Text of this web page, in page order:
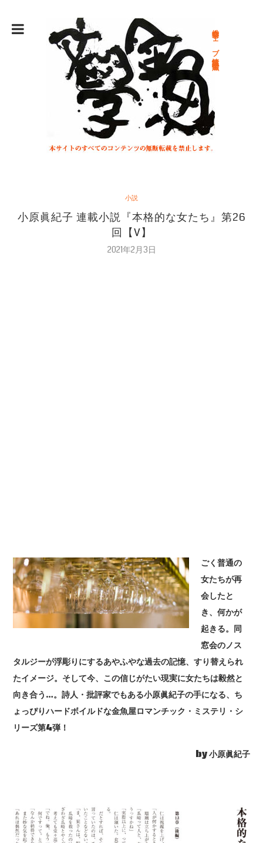
総合文学ウェブ情報誌 文学金魚
小説
小原眞紀子 連載小説『本格的な女たち』第26
回【V】
2021年2月3日
ごく普通の
女たちが再
会したと
き、何かが
起きる。同
窓会のノス
タルジーが浮彫りにするあやふやな過去の記憶、すり替えられ
たイメージ。そして今、この信じがたい現実に女たちは毅然と
向き合う…。詩人・批評家でもある小原眞紀子の手になる、ち
ょっぴりハードボイルドな金魚屋ロマンチック・ミステリ・シ
リーズ第4弾！
by 小原眞紀子